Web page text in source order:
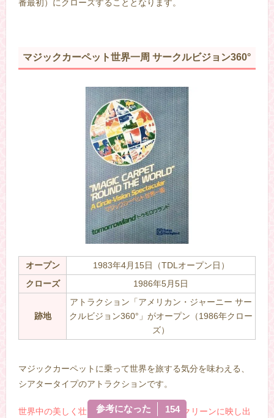
番最初）にクローズすることとなります。
マジックカーペット世界一周 サークルビジョン360°
オープン
1983年4月15日（TDLオープン日）
クローズ
1986年5月5日
跡地
アトラクション「アメリカン・ジャーニー サー
クルビジョン360°」がオープン（1986年クロー
ズ）
マジックカーペットに乗って世界を旅する気分を味わえる、
シアタータイプのアトラクションです。
世界中の美しく壮大な風景が360°の全周スクリーンに映し出
参考になった 154